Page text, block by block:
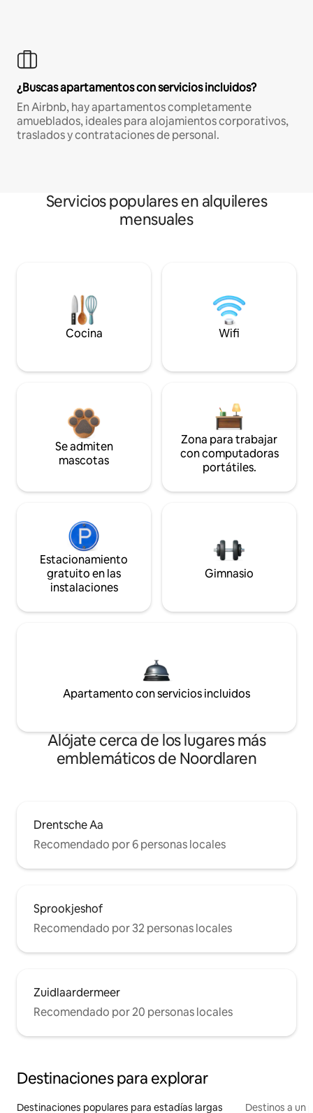
¿Buscas apartamentos con servicios incluidos?
En Airbnb, hay apartamentos completamente
amueblados, ideales para alojamientos corporativos,
traslados y contrataciones de personal.
Servicios populares en alquileres
mensuales
Cocina Wifi
Se admiten
mascotas
Zona para trabajar
con computadoras
portátiles.
Estacionamiento
gratuito en las
instalaciones
Gimnasio
Apartamento con servicios incluidos
Alójate cerca de los lugares más
emblemáticos de Noordlaren
Drentsche Aa
Recomendado por 6 personas locales
Sprookjeshof
Recomendado por 32 personas locales
Zuidlaardermeer
Recomendado por 20 personas locales
Destinaciones para explorar
Destinaciones populares para estadías largas Destinos a un